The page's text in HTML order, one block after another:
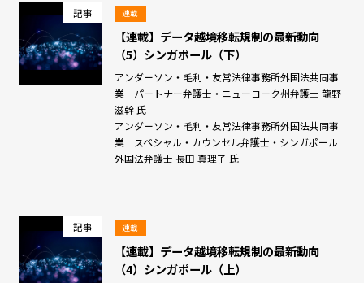
記事 連載
【連載】データ越境移転規制の最新動向
（5）シンガポール（下）
アンダーソン・毛利・友常法律事務所外国法共同事
業 パートナー弁護士・ニューヨーク州弁護士 龍野
滋幹 氏
アンダーソン・毛利・友常法律事務所外国法共同事
業 スペシャル・カウンセル弁護士・シンガポール
外国法弁護士 長田 真理子 氏
記事 連載
【連載】データ越境移転規制の最新動向
（4）シンガポール（上）